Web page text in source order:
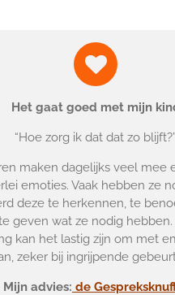
Het gaat goed met mijn
“Hoe zorg ik dat dat zo blijft?”
maken dagelijks veel mee
emoties. Vaak hebben ze
deze te herkennen, te
geven wat ze nodig
kan het lastig zijn om met
zeker bij ingrijpende
Mijn advies: de